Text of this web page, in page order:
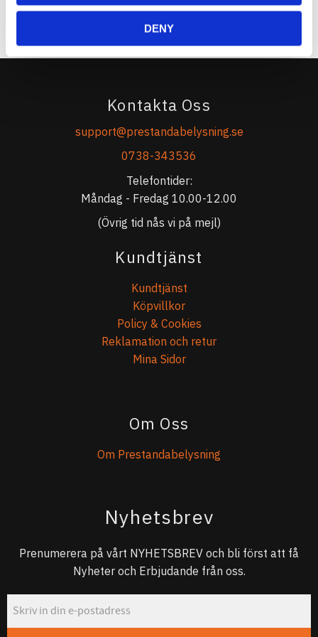
DENY
Kontakta Oss
support@prestandabelysning.se
0738-343536
Telefontider:
Måndag - Fredag 10.00-12.00
(Övrig tid nås vi på mejl)
Kundtjänst
Kundtjänst
Köpvillkor
Policy & Cookies
Reklamation och retur
Mina Sidor
Om Oss
Om Prestandabelysning
Nyhetsbrev
Prenumerera på vårt NYHETSBREV och bli först att få
Nyheter och Erbjudande från oss.